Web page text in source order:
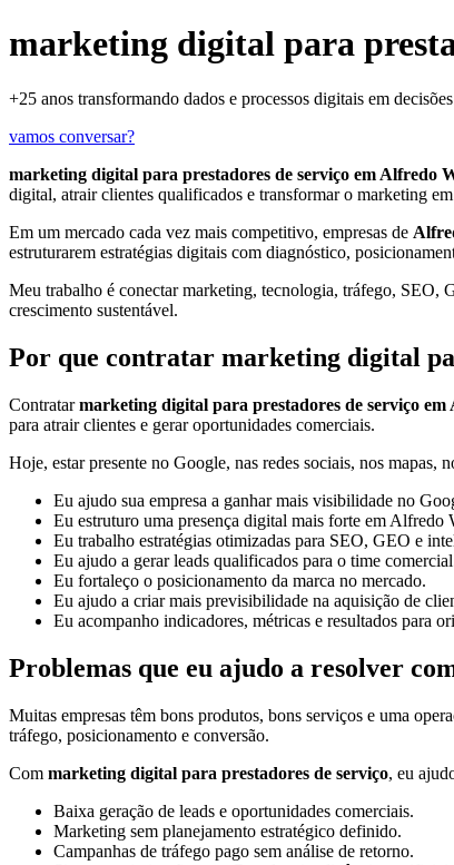
marketing digital para
+25 anos transformando dados e processos digitais em
vamos conversar?
marketing digital para prestadores de serviço em Alfredo
digital, atrair clientes qualificados e transformar o marketing
Em um mercado cada vez mais competitivo, empresas de
estruturarem estratégias digitais com diagnóstico,
Meu trabalho é conectar marketing, tecnologia, tráfego, SEO,
crescimento sustentável.
Por que contratar marketing digital
Contratarmarketing digital para prestadores de serviço
para atrair clientes e gerar oportunidades comerciais.
Hoje, estar presente no Google, nas redes sociais, nos mapas,
Eu ajudo sua empresa a ganhar mais visibilidade no
Eu estruturo uma presença digital mais forte em Alfredo
Eu trabalho estratégias otimizadas para SEO, GEO e
Eu ajudo a gerar leads qualificados para o time
Eu fortaleço o posicionamento da marca no mercado.
Eu ajudo a criar mais previsibilidade na aquisição de
Eu acompanho indicadores, métricas e resultados para
Problemas que eu ajudo a resolver
Muitas empresas têm bons produtos, bons serviços e uma
tráfego, posicionamento e conversão.
Com marketing digital para prestadores de serviço, eu
Baixa geração de leads e oportunidades comerciais.
Marketing sem planejamento estratégico definido.
Campanhas de tráfego pago sem análise de retorno.